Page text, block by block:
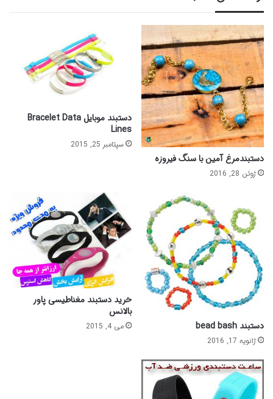
دستبندمرغ آمین با سنگ فیروزه
ژوئن 28, 2016
دستبند موبایل Bracelet Data
Lines
سپتامبر 25, 2015
دستبند bead bash
ژانویه 17, 2016
خرید دستبند مغناطیسی پاور
بالانس
می 4, 2015